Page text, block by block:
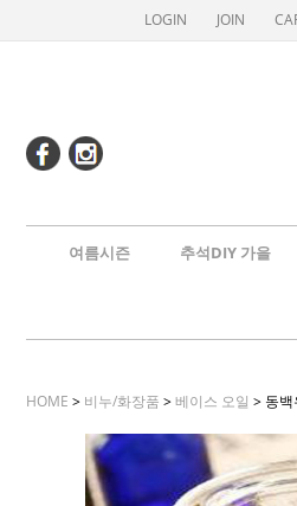
LOGIN JOIN
여름시즌 추석DIY 가을
HOME > 비누/화장품 >베이스 오일 > 동